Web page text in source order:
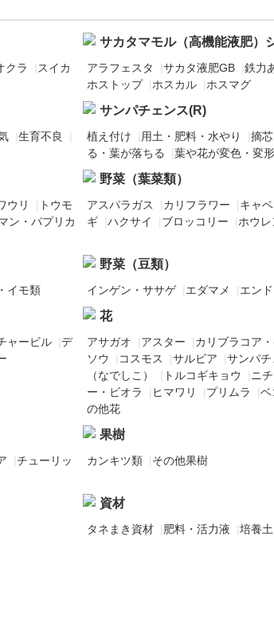
クラ | スイカ
サカタマモル（高機能液肥）
アラフェスタ |サカタ液肥GB |鉄力
ホストップ |ホスカル |ホスマグ
|生育不良
|
サンパチェンス(R)
植え付け | 用土・肥料・水やり |摘
る・葉が落ちる
|葉や花が変色・変形
ウリ | トウモ
ン・パプリカ
野菜（葉菜類）
アスパラガス |カリフラワー |キャ
ギ |ハクサイ |ブロッコリー |ホウレ
イモ類
野菜（豆類）
インゲン・ササゲ |エダマメ |エン
ャービル |デ
花
アサガオ |アスター |カリブラコア
ソウ
| コスモス |サルビア |サンパ
（なでしこ）
| トルコギキョウ |ニ
ー・ビオラ
| ヒマワリ |プリムラ |ベ
の他花
|チューリッ
果樹
カンキツ類 |その他果樹
資材
タネまき資材 | 肥料・活力液 |培養